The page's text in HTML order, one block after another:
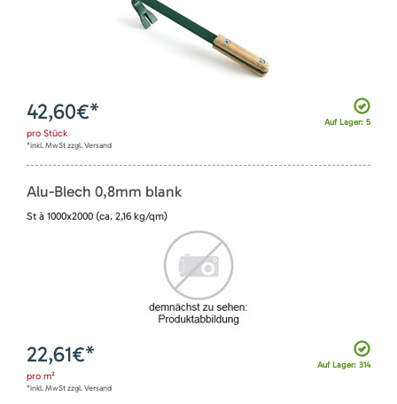
Auf Lager: 5
42,60€*
pro Stück
*inkl. MwSt zzgl. Versand
Alu-Blech 0,8mm blank
St à 1000x2000 (ca. 2,16 kg/qm)
Auf Lager: 314
22,61€*
pro m²
*inkl. MwSt zzgl. Versand